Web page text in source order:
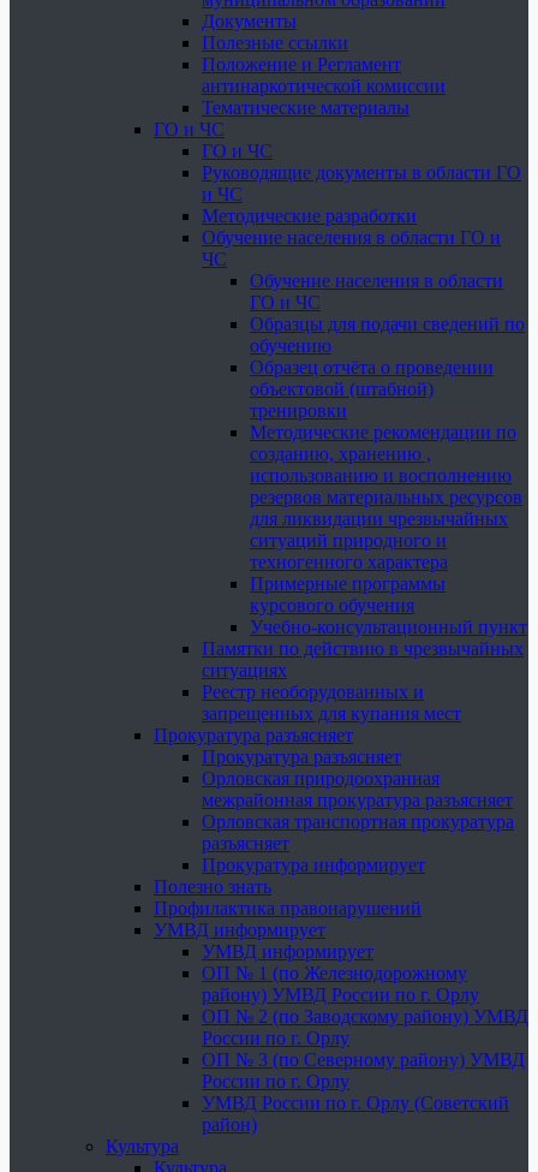
Документы
Полезные ссылки
Положение и Регламент
антинаркотической комиссии
Тематические материалы
ГО и ЧС
ГО и ЧС
Руководящие документы в области ГО
и ЧС
Методические разработки
Обучение населения в области ГО и
ЧС
Обучение населения в области
ГО и ЧС
Образцы для подачи сведений по
обучению
Образец отчёта о проведении
объектовой (штабной)
тренировки
Методические рекомендации по
созданию, хранению ,
использованию и восполнению
резервов материальных ресурсов
для ликвидации чрезвычайных
ситуаций природного и
техногенного характера
Примерные программы
курсового обучения
Учебно-консультационный пункт
Памятки по действию в чрезвычайных
ситуациях
Реестр необорудованных и
запрещенных для купания мест
Прокуратура разъясняет
Прокуратура разъясняет
Орловская природоохранная
межрайонная прокуратура разъясняет
Орловская транспортная прокуратура
разъясняет
Прокуратура информирует
Полезно знать
Профилактика правонарушений
УМВД информирует
УМВД информирует
ОП № 1 (по Железнодорожному
району) УМВД России по г. Орлу
ОП № 2 (по Заводскому району) УМВД
России по г. Орлу
ОП № 3 (по Северному району) УМВД
России по г. Орлу
УМВД России по г. Орлу (Советский
район)
Культура
Культура